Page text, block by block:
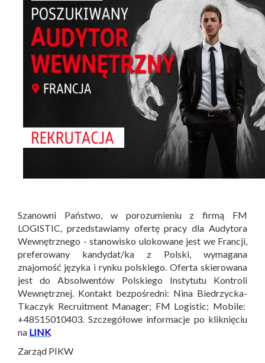
Szanowni Państwo, w porozumieniu z firmą FM
LOGISTIC, przedstawiamy ofertę pracy dla Audytora
Wewnętrznego - stanowisko ulokowane jest we Francji,
preferowany kandydat/ka z Polski, wymagana
znajomość języka i rynku polskiego. Oferta skierowana
jest do Absolwentów Polskiego Instytutu Kontroli
Wewnętrznej. Kontakt bezpośredni: Nina Biedrzycka-
Tkaczyk Recruitment Manager; FM Logistic; Mobile:
+48515010403. Szczegółowe informacje po kliknięciu
na LINK
Zarząd PIKW